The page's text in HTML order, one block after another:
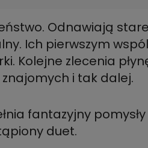
Odnawiają
Ich pierwszym
Kolejne zlecenia
i tak dalej.
fantazyjny
duet.